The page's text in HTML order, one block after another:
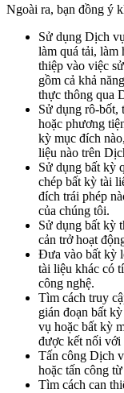
Ngoài ra, bạn đồng ý
Sử dụng Dịch
làm quá tải, làm
thiệp vào việc
gồm cả khả
thực thông qua
Sử dụng rô-bốt,
hoặc phương
kỳ mục đích
liệu nào trên
Sử dụng bất kỳ
chép bất kỳ tài
đích trái phép
của chúng tôi.
Sử dụng bất kỳ
cản trở hoạt
Đưa vào bất kỳ
tài liệu khác có
công nghệ.
Tìm cách truy
gián đoạn bất
vụ hoặc bất kỳ
được kết nối
Tấn công Dịch
hoặc tấn công
Tìm cách can